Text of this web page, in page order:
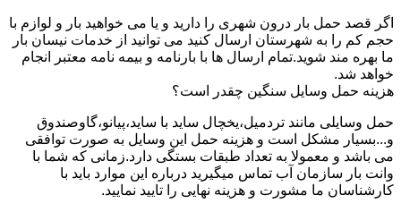
اگر قصد حمل بار درون شهری را دارید و یا می خواهید بار و لوازم با
حجم کم را به شهرستان ارسال کنید می توانید از خدمات نیسان بار
ما بهره مند شوید.تمام ارسال ها با بارنامه و بیمه نامه معتبر انجام
خواهد شد.
هزینه حمل وسایل سنگین چقدر است؟
حمل وسایلی مانند تردمیل،یخچال ساید با ساید،پیانو،گاوصندوق
و...بسیار مشکل است و هزینه حمل این وسایل به صورت توافقی
می باشد و معمولا به تعداد طبقات بستگی دارد.زمانی که شما با
وانت بار سازمان آب تماس میگیرید درباره این موارد باید با
کارشناسان ما مشورت و هزینه نهایی را تایید نمایید.